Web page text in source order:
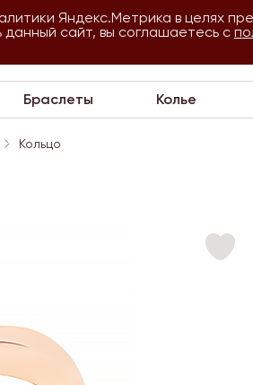
О
Для
Браслеты Колье
Кольцо
Яндекс.Метрика в целях
данный сайт, вы соглашаетесь с